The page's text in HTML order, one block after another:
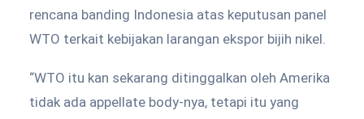
rencana banding Indonesia atas keputusan panel
WTO terkait kebijakan larangan ekspor bijih nikel.
“WTO itu kan sekarang ditinggalkan oleh Amerika
tidak ada appellate body-nya, tetapi itu yang